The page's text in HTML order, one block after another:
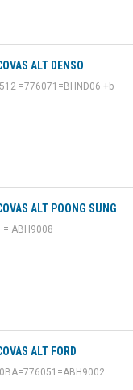
ALT DENSO
=776071=BHND06 +b
ALT POONG SUNG
= ABH9008
ALT FORD